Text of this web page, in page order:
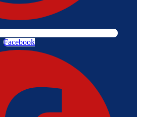
Facebook